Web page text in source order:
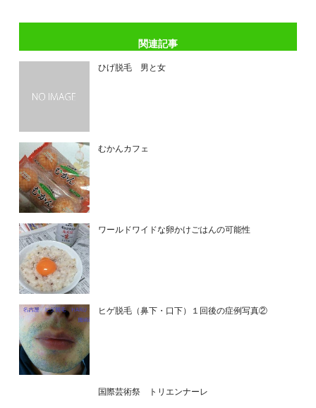
関連記事
ひげ脱毛 男と女
むかんカフェ
ワールドワイドな卵かけごはんの可能性
ヒゲ脱毛（鼻下・口下）１回後の症例写真②
国際芸術祭 トリエンナーレ